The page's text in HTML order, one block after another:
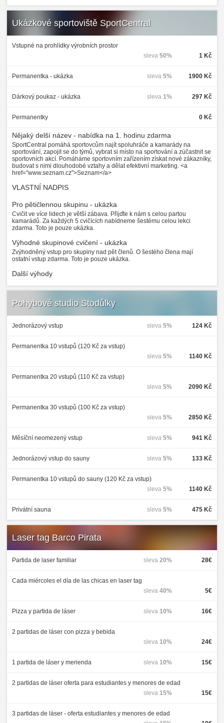
Ukázkové sportoviště SportCentral
Vstupné na prohlídky výrobních prostor
1 Kč
sleva 50%
Permanentka - ukázka 1900 Kč
sleva 5%
Dárkový poukaz - ukázka 297 Kč
sleva 1%
Permanentky 0 Kč
Nějaký delší název - nabídka na 1. hodinu zdarma
SportCentral pomáhá sportovcům najít spoluhráče a kamarády na
sportování, zapojit se do týmů, vybrat si místo na sportování a zúčastnit se
sportovních akcí. Pomáháme sportovním zařízením získat nové zákazníky,
budovat s nimi dlouhodobé vztahy a dělat efektivní marketing. <a
href="www.seznam.cz">Seznam</a>
VLASTNÍ NADPIS
Pro pětičlennou skupinu - ukázka
Cvičit ve více lidech je větší zábava. Přijďte k nám s celou partou
kamarádů. Za každých 5 cvičících nabídneme šestému celou lekci
zdarma. Toto je pouze ukázka.
Výhodné skupinové cvičení - ukázka
Zvýhodněný vstup pro skupiny nad pět členů. O šestého člena mají
ostatní vstup zdarma. Toto je pouze ukázka.
Další výhody
Pohybové studio Stodůlky
Jednorázový vstup 124 Kč
sleva 5%
Permanentka 10 vstupů (120 Kč za vstup)
1140 Kč
sleva 5%
Permanentka 20 vstupů (110 Kč za vstup)
2090 Kč
sleva 5%
Permanentka 30 vstupů (100 Kč za vstup)
2850 Kč
sleva 5%
Měsíční neomezený vstup 941 Kč
sleva 5%
Jednorázový vstup do sauny 133 Kč
sleva 5%
Permanentka 10 vstupů do sauny (120 Kč za vstup)
1140 Kč
sleva 5%
Privátní sauna 475 Kč
sleva 5%
Laser tag Barco Pirata
Partida de laser familiar 28€
sleva 20%
Cada miércoles el día de las chicas en laser tag
5€
sleva 40%
Pizza y partida de láser 16€
sleva 10%
2 partidas de láser con pizza y bebida
24€
sleva 10%
1 partida de láser y merienda 15€
sleva 10%
2 partidas de láser oferta para estudiantes y menores de edad
15€
sleva 15%
3 partidas de láser - oferta estudiantes y menores de edad